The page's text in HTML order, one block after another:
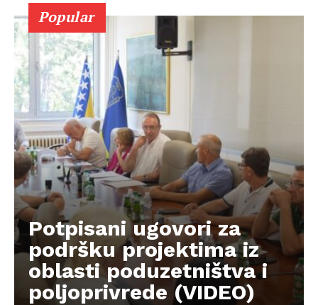
Info
O nama
Kontakt
Impressum
Popular
Potpisani ugovori za
podršku projektima iz
oblasti poduzetništva i
poljoprivrede (VIDEO)